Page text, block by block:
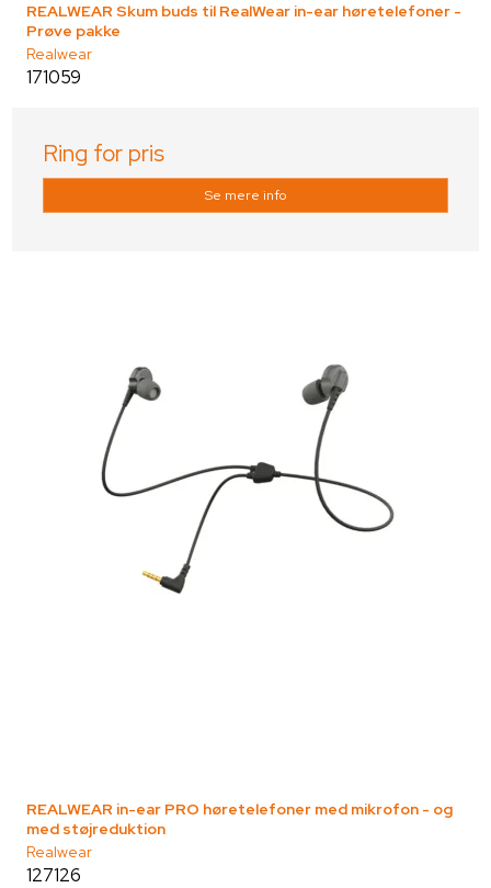
REALWEAR Skum buds til RealWear in-ear høretelefoner -
Prøve pakke
Realwear
171059
Ring for pris
Se mere info
REALWEAR in-ear PRO høretelefoner med mikrofon - og
med støjreduktion
Realwear
127126